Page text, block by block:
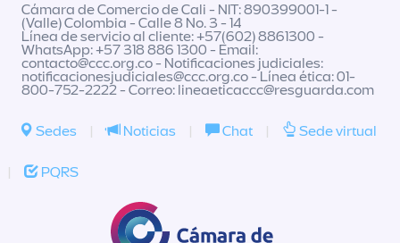
Cámara de Comercio de Cali - NIT: 890399001-1 -
(Valle) Colombia - Calle 8 No. 3 - 14
Línea de servicio al cliente: +57(602) 8861300 -
WhatsApp: +57 318 886 1300 - Email:
contacto@ccc.org.co- Notificaciones judiciales:
notificacionesjudiciales@ccc.org.co- Línea ética: 01-
800-752-2222 - Correo: lineaeticaccc@resguarda.com
Sedes | Noticias | Chat | Sede virtual
| PQRS